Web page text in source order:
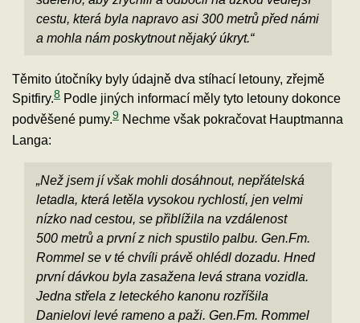
cestu, která byla napravo asi 300 metrů před námi
a mohla nám poskytnout nějaký úkryt.“
Těmito útočníky byly údajně dva stíhací letouny, zřejmě
Spitfiry.8 Podle jiných informací měly tyto letouny dokonce
podvěšené pumy.9 Nechme však pokračovat Hauptmanna
Langa:
„Než jsem jí však mohli dosáhnout, nepřátelská
letadla, která letěla vysokou rychlostí, jen velmi
nízko nad cestou, se přiblížila na vzdálenost
500 metrů a první z nich spustilo palbu. Gen.Fm.
Rommel se v té chvíli právě ohlédl dozadu. Hned
první dávkou byla zasažena levá strana vozidla.
Jedna střela z leteckého kanonu rozříšila
Danielovi levé rameno a paži. Gen.Fm. Rommel